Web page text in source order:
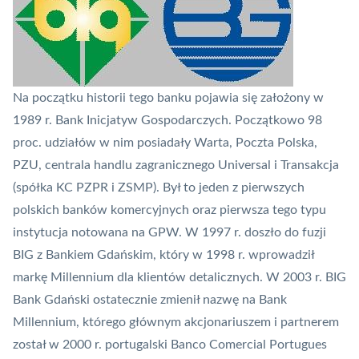
Na początku historii tego banku pojawia się założony w
1989 r. Bank Inicjatyw Gospodarczych. Początkowo 98
proc. udziałów w nim posiadały Warta, Poczta Polska,
PZU, centrala handlu zagranicznego Universal i Transakcja
(spółka KC PZPR i ZSMP). Był to jeden z pierwszych
polskich banków komercyjnych oraz pierwsza tego typu
instytucja notowana na GPW. W 1997 r. doszło do fuzji
BIG z Bankiem Gdańskim, który w 1998 r. wprowadził
markę Millennium dla klientów detalicznych. W 2003 r. BIG
Bank Gdański ostatecznie zmienił nazwę na Bank
Millennium, którego głównym akcjonariuszem i partnerem
został w 2000 r. portugalski Banco Comercial Portugues